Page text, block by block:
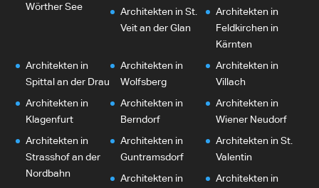
Wörther See
Architekten in St.
Veit an der Glan
Architekten in
Feldkirchen in
Kärnten
Architekten in
Spittal an der Drau
Architekten in
Wolfsberg
Architekten in
Villach
Architekten in
Klagenfurt
Architekten in
Berndorf
Architekten in
Wiener Neudorf
Architekten in
Strasshof an der
Nordbahn
Architekten in
Guntramsdorf
Architekten in St.
Valentin
Architekten in
Architekten in